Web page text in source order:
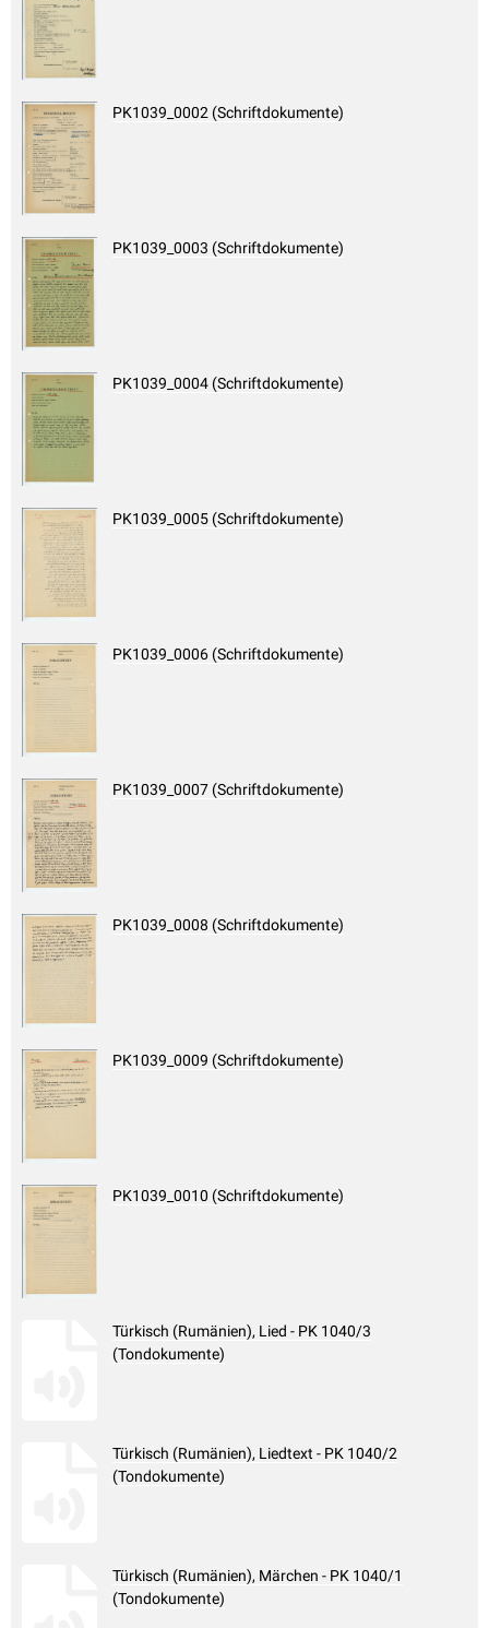
PK1039_0002 (Schriftdokumente)
PK1039_0003 (Schriftdokumente)
PK1039_0004 (Schriftdokumente)
PK1039_0005 (Schriftdokumente)
PK1039_0006 (Schriftdokumente)
PK1039_0007 (Schriftdokumente)
PK1039_0008 (Schriftdokumente)
PK1039_0009 (Schriftdokumente)
PK1039_0010 (Schriftdokumente)
Türkisch (Rumänien), Lied - PK 1040/3
(Tondokumente)
Türkisch (Rumänien), Liedtext - PK 1040/2
(Tondokumente)
Türkisch (Rumänien), Märchen - PK 1040/1
(Tondokumente)